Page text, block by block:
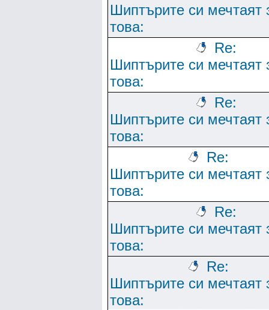
Шиптърите си мечтаят
това:
Re:
Шиптърите си мечтаят
това:
Re:
Шиптърите си мечтаят
това:
Re:
Шиптърите си мечтаят
това:
Re:
Шиптърите си мечтаят
това:
Re:
Шиптърите си мечтаят
това: